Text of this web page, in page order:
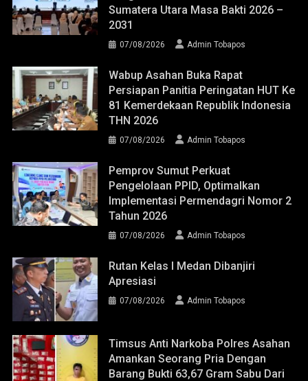
Sumatera Utara Masa Bakti 2026 –
2031
07/08/2026 Admin Tobapos
Wabup Asahan Buka Rapat
Persiapan Panitia Peringatan HUT Ke
81 Kemerdekaan Republik Indonesia
THN 2026
07/08/2026 Admin Tobapos
Pemprov Sumut Perkuat
Pengelolaan PPID, Optimalkan
Implementasi Permendagri Nomor 2
Tahun 2026
07/08/2026 Admin Tobapos
Rutan Kelas I Medan Dibanjiri
Apresiasi
07/08/2026 Admin Tobapos
Timsus Anti Narkoba Polres Asahan
Amankan Seorang Pria Dengan
Barang Bukti 63,67 Gram Sabu Dari